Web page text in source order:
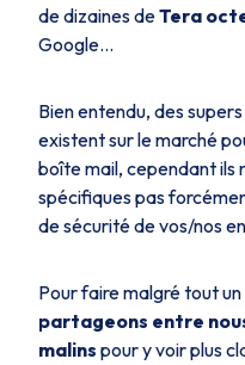
de dizaines deTera
Google…
Bien entendu, des
existent sur le marché
boîte mail, cependant ils
spécifiques pas
de sécurité de vos/nos
Pour faire malgré tout
partageons entre
malins pour y voir plus